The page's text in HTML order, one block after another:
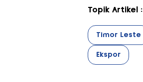
Topik Artikel :
Timor Leste
Ekspor